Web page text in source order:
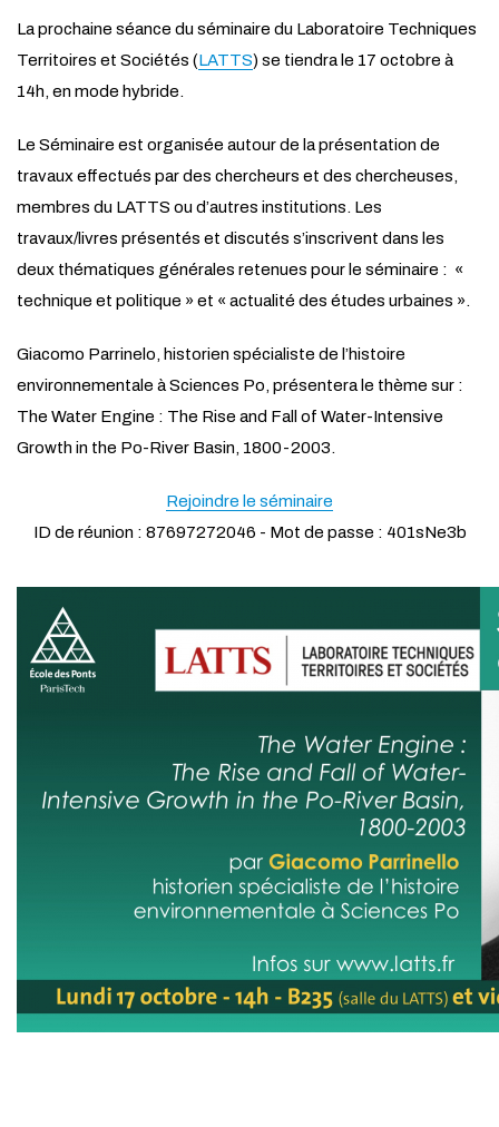
La prochaine séance du séminaire du Laboratoire Techniques
Territoires et Sociétés (LATTS) se tiendra le 17 octobre à
14h, en mode hybride.
Le Séminaire est organisée autour de la présentation de
travaux effectués par des chercheurs et des chercheuses,
membres du LATTS ou d’autres institutions. Les
travaux/livres présentés et discutés s’inscrivent dans les
deux thématiques générales retenues pour le séminaire : «
technique et politique » et « actualité des études urbaines ».
Giacomo Parrinelo, historien spécialiste de l’histoire
environnementale à Sciences Po, présentera le thème sur :
The Water Engine : The Rise and Fall of Water-Intensive
Growth in the Po-River Basin, 1800-2003.
Rejoindre le séminaire
ID de réunion : 87697272046 - Mot de passe : 401sNe3b